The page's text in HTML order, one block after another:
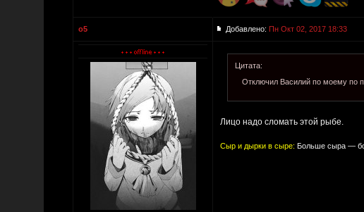
o5 Добавлено: Пн Окт 02, 2017 18:33
Цитата:
Отключил Василий по моему по
Лицо надо сломать этой рыбе.
Сыр и дырки в сыре: Больше сыра —